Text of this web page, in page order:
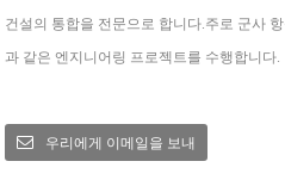
건설의 통합을 전문으로 합니다.주로 군사
과 같은 엔지니어링 프로젝트를 수행합니다.
우리에게 이메일을 보내